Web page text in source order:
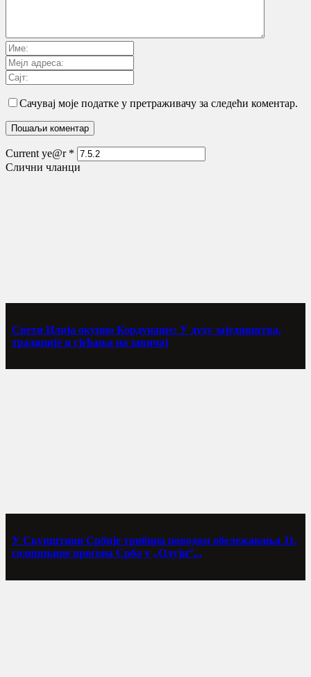
Сачувај моје податке у претраживачу за следећи коментар.
Current ye@r *
Слични чланци
Свети Илија окупио Кордунаше: У духу заједништва,
традиције и сјећања на завичај
У Скупштини Србије трибина поводом обележавања 31.
годишњице прогона Срба у „Олуји“...